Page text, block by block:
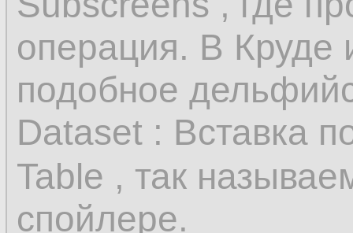
операция. В Круде
подобное
Dataset : Вставка
Table , так
спойлере.